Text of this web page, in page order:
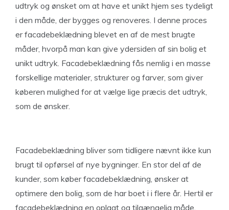
udtryk og ønsket om at have et unikt hjem ses tydeligt
i den måde, der bygges og renoveres. I denne proces
er facadebeklædning blevet en af de mest brugte
måder, hvorpå man kan give ydersiden af sin bolig et
unikt udtryk. Facadebeklædning fås nemlig i en masse
forskellige materialer, strukturer og farver, som giver
køberen mulighed for at vælge lige præcis det udtryk,
som de ønsker.
Facadebeklædning bliver som tidligere nævnt ikke kun
brugt til opførsel af nye bygninger. En stor del af de
kunder, som køber facadebeklædning, ønsker at
optimere den bolig, som de har boet i i flere år. Hertil er
facadebeklædning en oplagt og tilgængelig måde,